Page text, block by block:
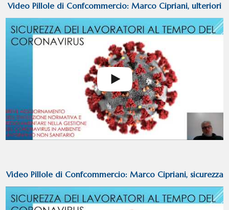
Video Pillole di Confcommercio: Marco Cipriani, ulteriori
aggiornamenti Sicurezza epoca coronavirus
Video Pillole di Confcommercio: Marco Cipriani, sicurezza
in epoca coronavirus